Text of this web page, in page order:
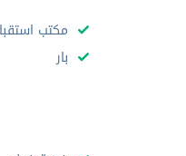
مكتب استقبال
بار